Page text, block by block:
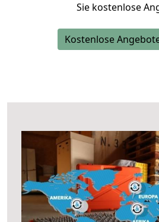
Sie kostenlose
Kostenlose